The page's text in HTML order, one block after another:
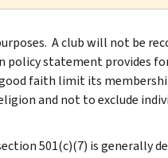
A club will not be
policy statement provides
good faith limit its
and not to exclude
501(c)(7) is generally